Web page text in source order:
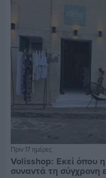
Πριν 17 ημέρες
Volisshop: Εκεί όπου
συναντά τη σύγχρονη